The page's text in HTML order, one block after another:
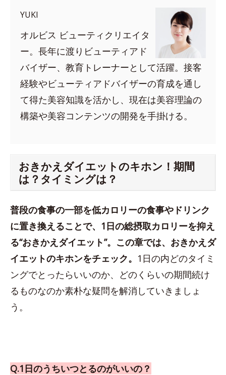
YUKI
オルビス ビューティクリエイタ
ー。長年に渡りビューティアド
バイザー、教育トレーナーとして活躍。接客
経験やビューティアドバイザーの育成を通し
て得た美容知識を活かし、現在は美容理論の
構築や美容コンテンツの開発を手掛ける。
おきかえダイエットのキホン！期間
は？タイミングは？
普段の食事の一部を低カロリーの食事やドリンク
に置き換えることで、1日の総摂取カロリーを抑え
る“おきかえダイエット”。この章では、おきかえダ
イエットのキホンをチェック。 1日の内どのタイミ
ングでとったらいいのか、どのくらいの期間続け
るものなのか素朴な疑問を解消していきましょ
う。
Q.1日のうちいつとるのがいいの？